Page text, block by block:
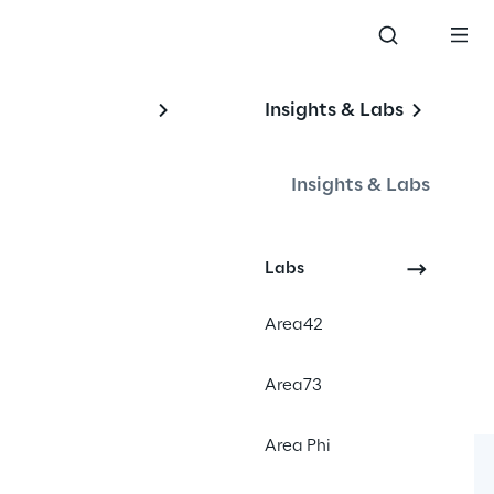
Insights & Labs
Insights & Labs
Labs
Area42
Area73
Area Phi